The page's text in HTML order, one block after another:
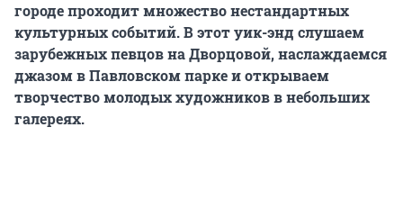
городе проходит множество нестандартных
культурных событий. В этот уик-энд слушаем
зарубежных певцов на Дворцовой, наслаждаемся
джазом в Павловском парке и открываем
творчество молодых художников в небольших
галереях.